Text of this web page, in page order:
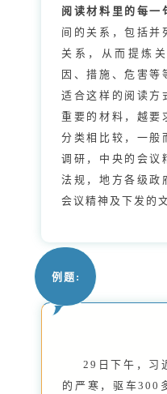
阅读材料里的每一
间的关系，包括并
关系，从而提炼
因、措施、危害等
适合这样的阅读方
重要的材料，越要
分类相比较，一般
调研，中央的会议
法规，地方各级政
会议精神及下发的
例题:
29日下午，习
的严寒，驱车300